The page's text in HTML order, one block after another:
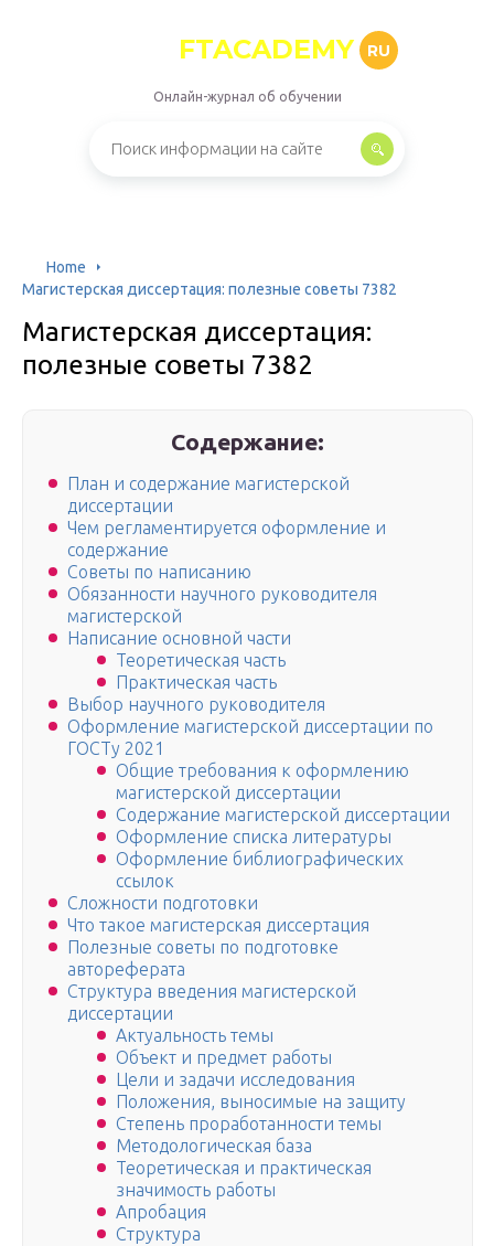
FTACADEMY RU
Онлайн-журнал об обучении
Home
Магистерская диссертация: полезные советы 7382
Магистерская диссертация:
полезные советы 7382
Содержание:
План и содержание магистерской
диссертации
Чем регламентируется оформление и
содержание
Советы по написанию
Обязанности научного руководителя
магистерской
Написание основной части
Теоретическая часть
Практическая часть
Выбор научного руководителя
Оформление магистерской диссертации по
ГОСТу 2021
Общие требования к оформлению
магистерской диссертации
Содержание магистерской диссертации
Оформление списка литературы
Оформление библиографических
ссылок
Сложности подготовки
Что такое магистерская диссертация
Полезные советы по подготовке
автореферата
Структура введения магистерской
диссертации
Актуальность темы
Объект и предмет работы
Цели и задачи исследования
Положения, выносимые на защиту
Степень проработанности темы
Методологическая база
Теоретическая и практическая
значимость работы
Апробация
Структура